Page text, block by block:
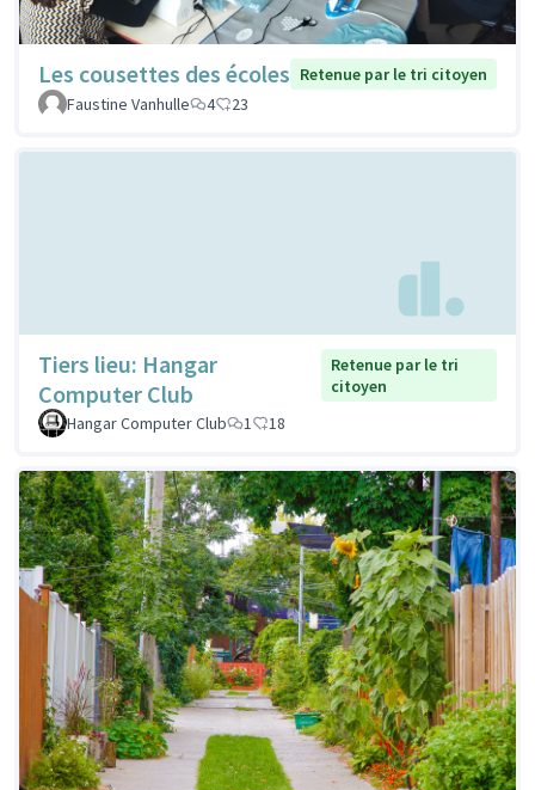
Les cousettes des écoles Retenue par le tri citoyen
Faustine Vanhulle
4 23
Tiers lieu: Hangar
Computer Club
Retenue par le tri
citoyen
Hangar Computer Club
1 18